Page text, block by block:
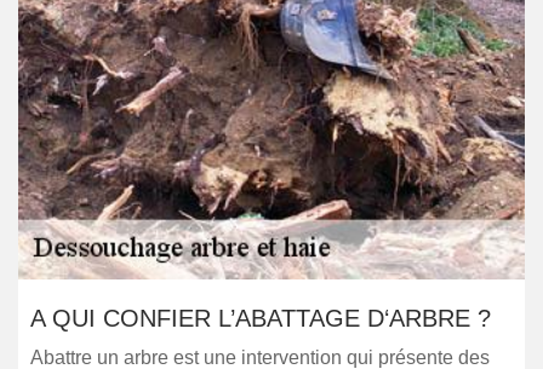
A QUI CONFIER L’ABATTAGE D‘ARBRE ?
Abattre un arbre est une intervention qui présente des